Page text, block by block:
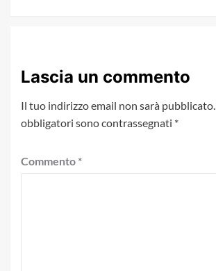
Lascia un commento
Il tuo indirizzo email non sarà pubblicato.
obbligatori sono contrassegnati *
Commento *